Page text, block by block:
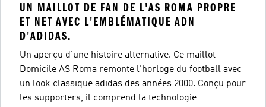
UN MAILLOT DE FAN DE L'AS ROMA PROPRE
ET NET AVEC L'EMBLÉMATIQUE ADN
D'ADIDAS.
Un aperçu d'une histoire alternative. Ce maillot
Domicile AS Roma remonte l'horloge du football avec
un look classique adidas des années 2000. Conçu pour
les supporters, il comprend la technologie